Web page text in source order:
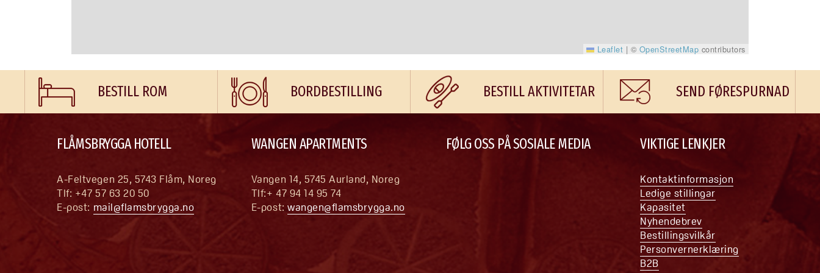
Leaflet | © OpenStreetMap contributors
BESTILL ROM BORDBESTILLING BESTILL AKTIVITETAR SEND FØRESPURNAD
FLÅMSBRYGGA HOTELL
A-Feltvegen 25, 5743 Flåm, Noreg
Tlf: +47 57 63 20 50
E-post: mail@flamsbrygga.no
WANGEN APARTMENTS
Vangen 14, 5745 Aurland, Noreg
Tlf:+ 47 94 14 95 74
E-post: wangen@flamsbrygga.no
VIKTIGE LENKJER
Kontaktinformasjon
Ledige stillingar
Kapasitet
Nyhendebrev
Bestillingsvilkår
Personvernerklæring
B2B
FØLG OSS PÅ SOSIALE MEDIA